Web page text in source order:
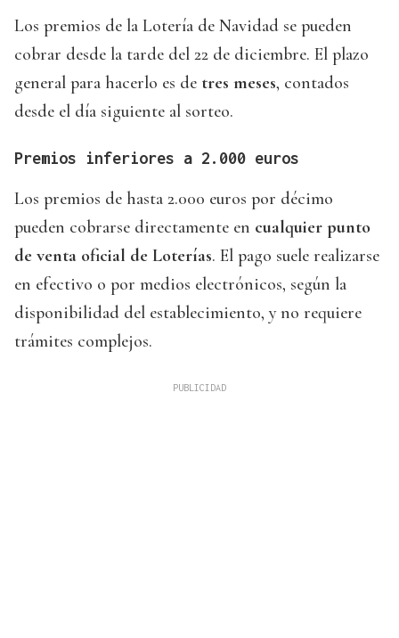
Los premios de la Lotería de Navidad se pueden
cobrar desde la tarde del 22 de diciembre. El plazo
general para hacerlo es de tres meses, contados
desde el día siguiente al sorteo.
Premios inferiores a 2.000 euros
Los premios de hasta 2.000 euros por décimo
pueden cobrarse directamente en cualquier punto
de venta oficial de Loterías. El pago suele realizarse
en efectivo o por medios electrónicos, según la
disponibilidad del establecimiento, y no requiere
trámites complejos.